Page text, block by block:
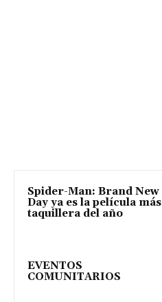
Spider-Man: Brand New
Day ya es la película más
taquillera del año
EVENTOS
COMUNITARIOS